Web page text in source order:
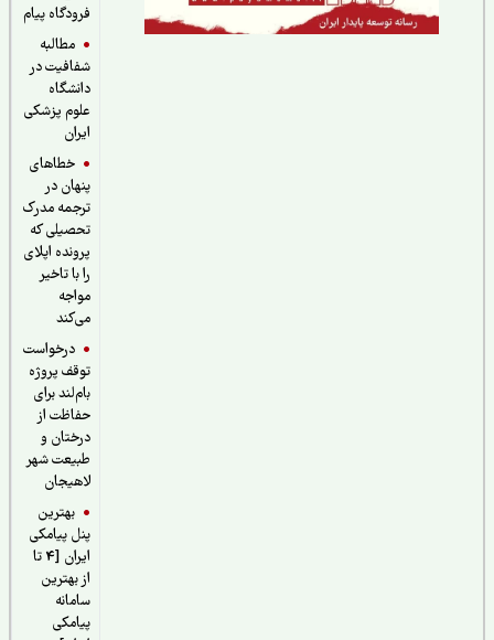
فرودگاه پیام
مطالبه
شفافیت در
دانشگاه
علوم پزشکی
خطاهای
پنهان در
ترجمه مدرک
تحصیلی که
پرونده اپلای
را با تاخیر
درخواست
توقف پروژه
بام‌لند برای
حفاظت از
درختان و
طبیعت شهر
لاهیجان
بهترین
پنل پیامکی
ایران [4 تا
از بهترین
سامانه
پیامکی